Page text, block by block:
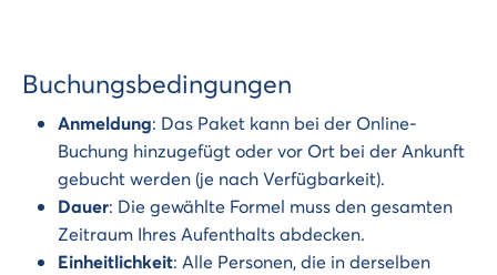
Buchungsbedingungen
Anmeldung: Das Paket kann bei der Online-
Buchung hinzugefügt oder vor Ort bei der Ankunft
gebucht werden (je nach Verfügbarkeit).
Dauer: Die gewählte Formel muss den gesamten
Zeitraum Ihres Aufenthalts abdecken.
Einheitlichkeit: Alle Personen, die in derselben